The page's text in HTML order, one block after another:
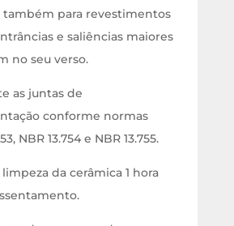
também para revestimentos
e saliências maiores
no seu verso.
as juntas de
conforme normas
NBR 13.754 e NBR 13.755.
limpeza da cerâmica 1 hora